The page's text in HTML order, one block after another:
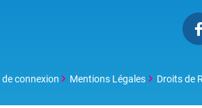
connexion Mentions Légales Droits de